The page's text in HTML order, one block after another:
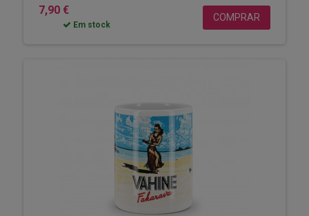
7,90 €
Em stock
COMPRAR